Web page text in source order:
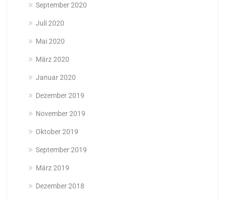
September 2020
Juli 2020
Mai 2020
März 2020
Januar 2020
Dezember 2019
November 2019
Oktober 2019
September 2019
März 2019
Dezember 2018